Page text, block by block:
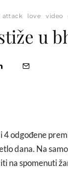
attack love video ·
u
4 odgođene
dana. Na
na spomenuti